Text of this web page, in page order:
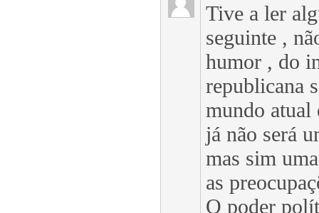
Tive a ler
seguinte ,
humor , do
republicana
mundo atual
já não será
mas sim
as
O poder